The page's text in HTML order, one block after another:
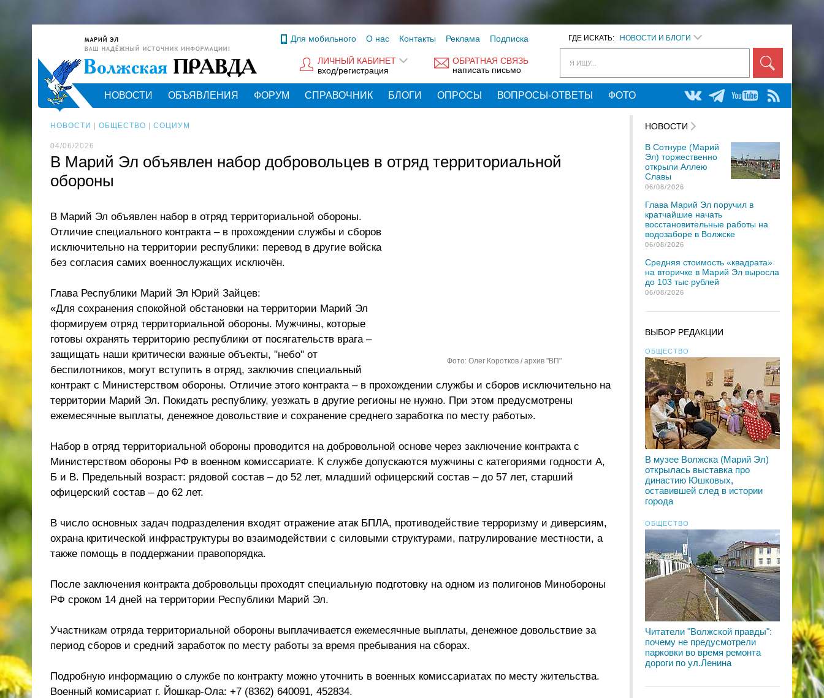
ГДЕ ИСКАТЬ: НОВОСТИ И БЛОГИ
Я ИЩУ...
Для мобильного О нас Контакты Реклама Подписка
ОБРАТНАЯ СВЯЗЬ
написать письмо
ЛИЧНЫЙ КАБИНЕТ
вход/регистрация
НОВОСТИ ОБЪЯВЛЕНИЯ ФОРУМ СПРАВОЧНИК БЛОГИ ОПРОСЫ ВОПРОСЫ-ОТВЕТЫ ФОТО
НОВОСТИ ОБЩЕСТВО СОЦИУМ
04/06/2026
В Марий Эл объявлен набор добровольцев в отряд территориальной
обороны
Фото: Олег Коротков / архив "ВП"
В Марий Эл объявлен набор в отряд территориальной обороны.
Отличие специального контракта – в прохождении службы и сборов
исключительно на территории республики: перевод в другие войска
без согласия самих военнослужащих исключён.
Глава Республики Марий Эл Юрий Зайцев:
«Для сохранения спокойной обстановки на территории Марий Эл
формируем отряд территориальной обороны. Мужчины, которые
готовы охранять территорию республики от посягательств врага –
защищать наши критически важные объекты, "небо" от
беспилотников, могут вступить в отряд, заключив специальный
контракт с Министерством обороны. Отличие этого контракта – в прохождении службы и сборов исключительно на
территории Марий Эл. Покидать республику, уезжать в другие регионы не нужно. При этом предусмотрены
ежемесячные выплаты, денежное довольствие и сохранение среднего заработка по месту работы».
Набор в отряд территориальной обороны проводится на добровольной основе через заключение контракта с
Министерством обороны РФ в военном комиссариате. К службе допускаются мужчины с категориями годности А,
Б и В. Предельный возраст: рядовой состав – до 52 лет, младший офицерский состав – до 57 лет, старший
офицерский состав – до 62 лет.
В число основных задач подразделения входят отражение атак БПЛА, противодействие терроризму и диверсиям,
охрана критической инфраструктуры во взаимодействии с силовыми структурами, патрулирование местности, а
также помощь в поддержании правопорядка.
После заключения контракта добровольцы проходят специальную подготовку на одном из полигонов Минобороны
РФ сроком 14 дней на территории Республики Марий Эл.
Участникам отряда территориальной обороны выплачивается ежемесячные выплаты, денежное довольствие за
период сборов и средний заработок по месту работы за время пребывания на сборах.
Подробную информацию о службе по контракту можно уточнить в военных комиссариатах по месту жительства.
Военный комисариат г. Йошкар-Ола: +7 (8362) 640091, 452834.
НОВОСТИ
В Сотнуре (Марий
Эл) торжественно
открыли Аллею
Славы
06/08/2026
Глава Марий Эл поручил в
кратчайшие начать
восстановительные работы на
водозаборе в Волжске
06/08/2026
Средняя стоимость «квадрата»
на вторичке в Марий Эл выросла
до 103 тыс рублей
06/08/2026
ВЫБОР РЕДАКЦИИ
ОБЩЕСТВО
В музее Волжска (Марий Эл)
открылась выставка про
династию Юшковых,
оставившей след в истории
города
ОБЩЕСТВО
Читатели "Волжской правды":
почему не предусмотрели
парковки во время ремонта
дороги по ул.Ленина